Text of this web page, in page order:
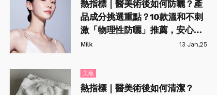
熱指標｜醫美術後如何防曬？產
品成分挑選重點？10款溫和不刺
激「物理性防曬」推薦，安心度
過恢復期！
Milk 13 Jan,25
美妝
熱指標｜醫美術後如何清潔？